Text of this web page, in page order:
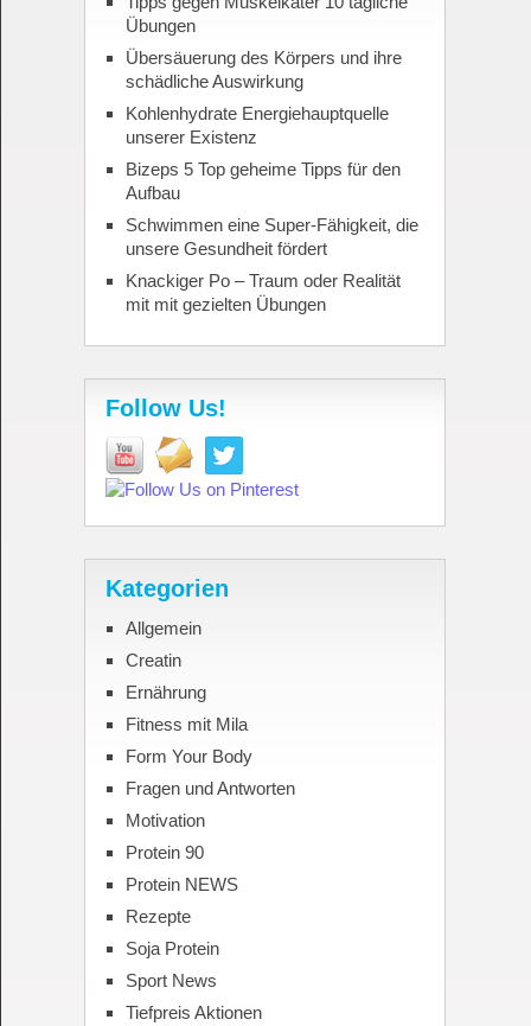
Übungen
Übersäuerung des Körpers und ihre
schädliche Auswirkung
Kohlenhydrate Energiehauptquelle
unserer Existenz
Bizeps 5 Top geheime Tipps für den
Aufbau
Schwimmen eine Super-Fähigkeit, die
unsere Gesundheit fördert
Knackiger Po – Traum oder Realität
mit mit gezielten Übungen
Follow Us!
Kategorien
Allgemein
Creatin
Ernährung
Fitness mit Mila
Form Your Body
Fragen und Antworten
Motivation
Protein 90
Protein NEWS
Rezepte
Soja Protein
Sport News
Tiefpreis Aktionen